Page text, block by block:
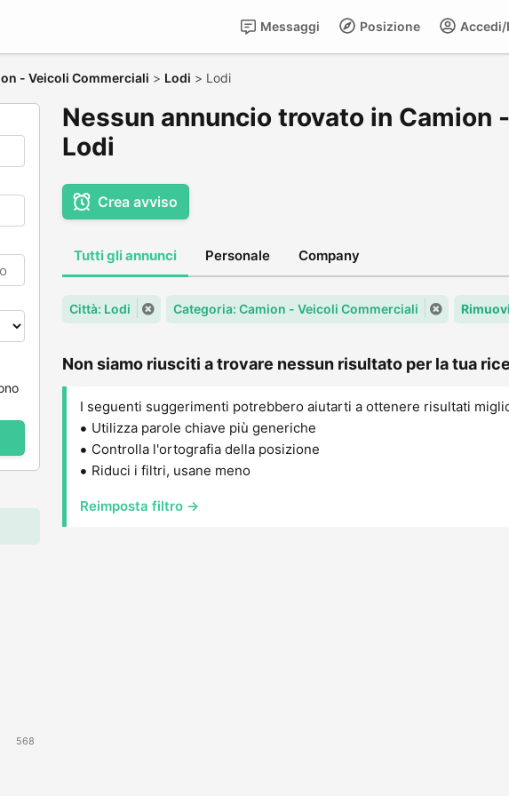
Posizione
Messaggi
- Veicoli Commerciali > Lodi > Lodi
568
Nessun annuncio trovato in Camion
Lodi
Crea avviso
Tutti gli annunci Personale Company
Città: Lodi Categoria: Camion - Veicoli Commerciali
Non siamo riusciti a trovare nessun risultato per la tua
I seguenti suggerimenti potrebbero aiutarti a ottenere risultati
Utilizza parole chiave più generiche
Controlla l'ortografia della posizione
Riduci i filtri, usane meno
Reimposta filtro →